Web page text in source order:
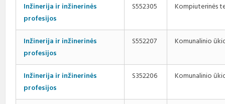
Inžinerija ir inžinerinės
profesijos
S552305 Kompiuterinės
Inžinerija ir inžinerinės
profesijos
S552207 Komunalinio
Inžinerija ir inžinerinės
profesijos
S352206 Komunalinio